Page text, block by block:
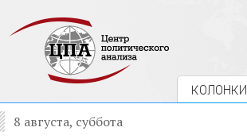
КОЛОНКИ
8 августа, суббота